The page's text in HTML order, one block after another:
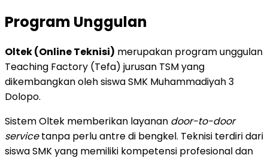
Program Unggulan
Oltek (Online Teknisi) merupakan program unggulan
Teaching Factory (Tefa) jurusan TSM yang
dikembangkan oleh siswa SMK Muhammadiyah 3
Dolopo.
Sistem Oltek memberikan layanan door-to-door
servicetanpa perlu antre di bengkel. Teknisi terdiri dari
siswa SMK yang memiliki kompetensi profesional dan